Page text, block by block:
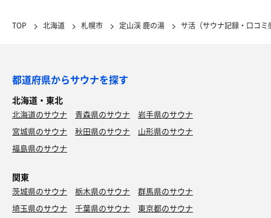
TOP 北海道 札幌市 定山渓 鹿の湯 サ活（サウナ記録・口コミ
都道府県からサウナを探す
北海道・東北
北海道のサウナ 青森県のサウナ
岩手県のサウナ
宮城県のサウナ
秋田県のサウナ
山形県のサウナ
福島県のサウナ
関東
茨城県のサウナ 栃木県のサウナ
群馬県のサウナ
埼玉県のサウナ
千葉県のサウナ
東京都のサウナ